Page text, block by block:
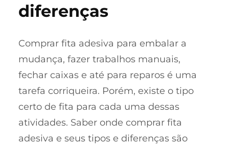
diferenças
Comprar fita adesiva para embalar a
mudança, fazer trabalhos manuais,
fechar caixas e até para reparos é uma
tarefa corriqueira. Porém, existe o tipo
certo de fita para cada uma dessas
atividades. Saber onde comprar fita
adesiva e seus tipos e diferenças são